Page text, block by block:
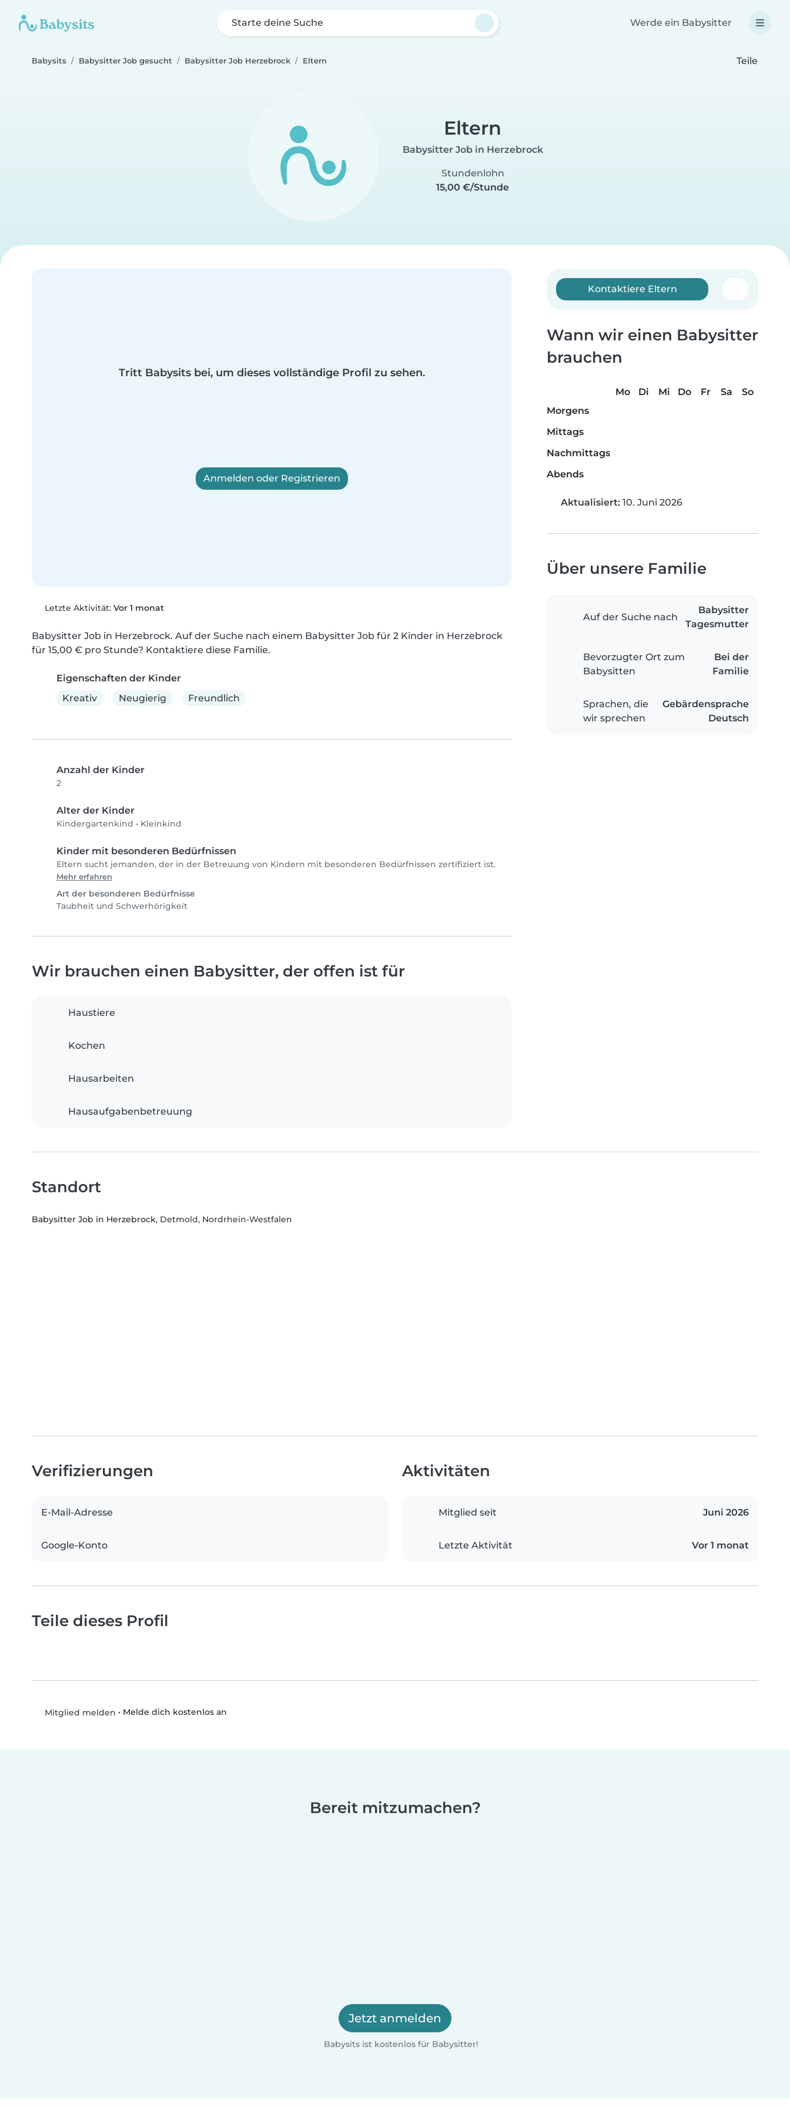
Starte deine Suche Werde ein Babysitter
Babysits Babysitter Job gesucht Babysitter Job Herzebrock Eltern Teile
Eltern
Babysitter Job in Herzebrock
Stundenlohn
15,00 €/Stunde
Tritt Babysits bei, um dieses vollständige Profil zu sehen.
Anmelden oder Registrieren
Letzte Aktivität: Vor 1 monat
Babysitter Job in Herzebrock. Auf der Suche nach einem Babysitter Job für 2 Kinder in Herzebrock
für 15,00 € pro Stunde? Kontaktiere diese Familie.
Eigenschaften der Kinder
Kreativ
Neugierig Freundlich
Anzahl der Kinder
2
Alter der Kinder
Kindergartenkind • Kleinkind
Kinder mit besonderen Bedürfnissen
Eltern sucht jemanden, der in der Betreuung von Kindern mit besonderen Bedürfnissen zertifiziert ist.
Mehr erfahren
Art der besonderen Bedürfnisse
Taubheit und Schwerhörigkeit
Kontaktiere Eltern
Wann wir einen Babysitter
brauchen
Mo Di Mi Do Fr Sa
So
Morgens
Mittags
Nachmittags
Abends
Aktualisiert: 10. Juni 2026
Über unsere Familie
Auf der Suche nach
Babysitter
Tagesmutter
Bevorzugter Ort zum
Babysitten
Bei der
Familie
Sprachen, die
wir sprechen
Gebärdensprache
Deutsch
Wir brauchen einen Babysitter, der offen ist für
Haustiere
Kochen
Hausarbeiten
Hausaufgabenbetreuung
Standort
Babysitter Job in Herzebrock, Detmold, Nordrhein-Westfalen
Verifizierungen
E-Mail-Adresse
Google-Konto
Aktivitäten
Mitglied seit Juni 2026
Letzte Aktivität Vor 1 monat
Teile dieses Profil
Mitglied melden • Melde dich kostenlos an
Bereit mitzumachen?
Jetzt anmelden
Babysits ist kostenlos für Babysitter!